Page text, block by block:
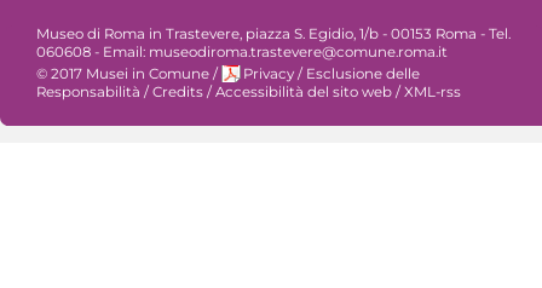
Museo di Roma in Trastevere, piazza S. Egidio, 1/b - 00153 Roma - Tel.
060608 - Email: museodiroma.trastevere@comune.roma.it
© 2017 Musei in Comune / Privacy / Esclusione delle
Responsabilità / Credits / Accessibilità del sito web / XML-rss